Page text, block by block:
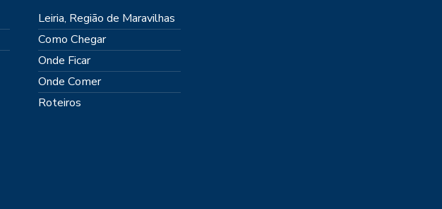
Leiria, Região de Maravilhas
Como Chegar
Onde Ficar
Onde Comer
Roteiros